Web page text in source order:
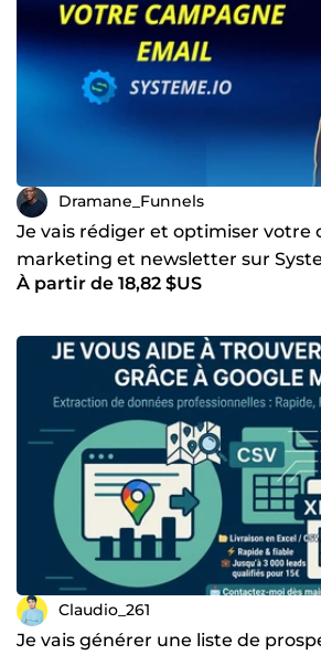
Dramane_Funnels
Je vais rédiger et optimiser votre
marketing et newsletter sur
À partir de 18,82 $US
Claudio_261
Je vais générer une liste de